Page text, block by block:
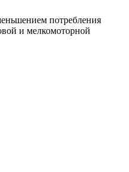
потребления
и мелкомоторной